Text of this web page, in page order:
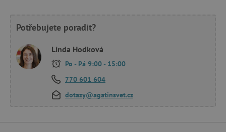
Potřebujete poradit?
Linda Hodková
Po - Pá 9:00 - 15:00
770 601 604
dotazy@agatinsvet.cz